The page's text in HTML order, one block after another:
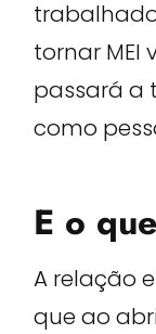
tornar MEI
passará a
como
E o
A relação
que ao